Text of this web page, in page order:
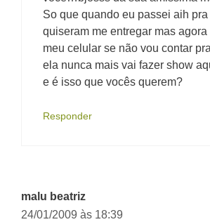
So que quando eu passei aih
quiseram me entregar mas
meu celular se não vou contar
ela nunca mais vai fazer show
e é isso que vocês querem?
Responder
malu beatriz
24/01/2009 às 18:39